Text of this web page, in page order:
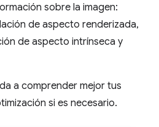
sobre la imagen:
de aspecto renderizada,
de aspecto intrínseca y
a comprender mejor tus
si es necesario.